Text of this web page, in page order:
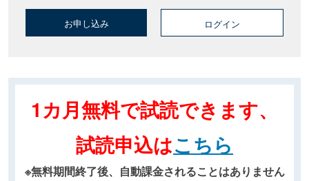
お申し込み ログイン
1カ月無料で試読できます、
試読申込はこちら
※無料期間終了後、自動課金されることはありません